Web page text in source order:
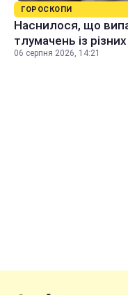
ГОРОСКОПИ
Наснилося, що
тлумачень із
06 серпня 2026, 14:21